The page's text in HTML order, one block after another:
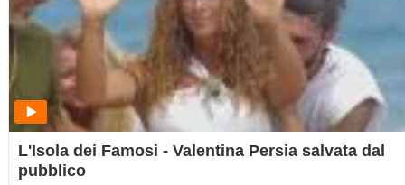
L'Isola dei Famosi - Valentina Persia salvata dal
pubblico